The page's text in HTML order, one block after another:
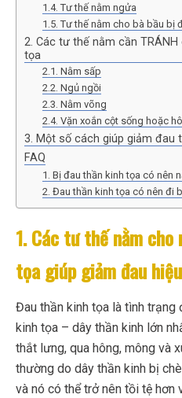
1.4. Tư thế nằm ngửa
1.5. Tư thế nằm cho bà bầu bị
2. Các tư thế nằm cần
tọa
2.1. Nằm sấp
2.2. Ngủ ngồi
2.3. Nằm võng
2.4. Vặn xoắn cột sống hoặc
3. Một số cách giúp giảm đau
FAQ
1. Bị đau thần kinh tọa có nên
2. Đau thần kinh tọa có nên đi
1. Các tư thế nằm
tọa giúp giảm đau
Đau thần kinh tọa là tình trạng
kinh tọa – dây thần kinh lớn
thắt lưng, qua hông, mông và
thường do dây thần kinh bị
và nó có thể trở nên tồi tệ hơn